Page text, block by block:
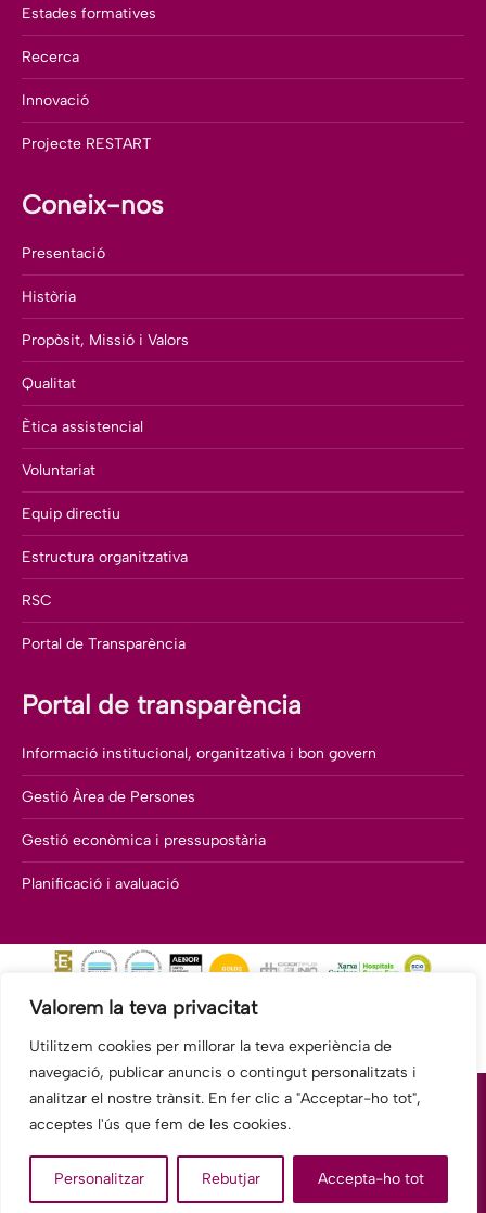
Valorem la teva privacitat
Utilitzem cookies per millorar la teva experiència de
navegació, publicar anuncis o contingut personalitzats i
analitzar el nostre trànsit. En fer clic a "Acceptar-ho tot",
acceptes l'ús que fem de les cookies.
Personalitzar Rebutjar Accepta-ho tot
Estades formatives
Recerca
Innovació
Projecte RESTART
Coneix-nos
Presentació
Història
Propòsit, Missió i Valors
Qualitat
Ètica assistencial
Voluntariat
Equip directiu
Estructura organitzativa
RSC
Portal de Transparència
Portal de transparència
Informació institucional, organitzativa i bon govern
Gestió Àrea de Persones
Gestió econòmica i pressupostària
Planificació i avaluació
© 2026 Fundació Hospitalàries Sant Boi - Benito Menni CASM.
Tots els drets reservats.
legal